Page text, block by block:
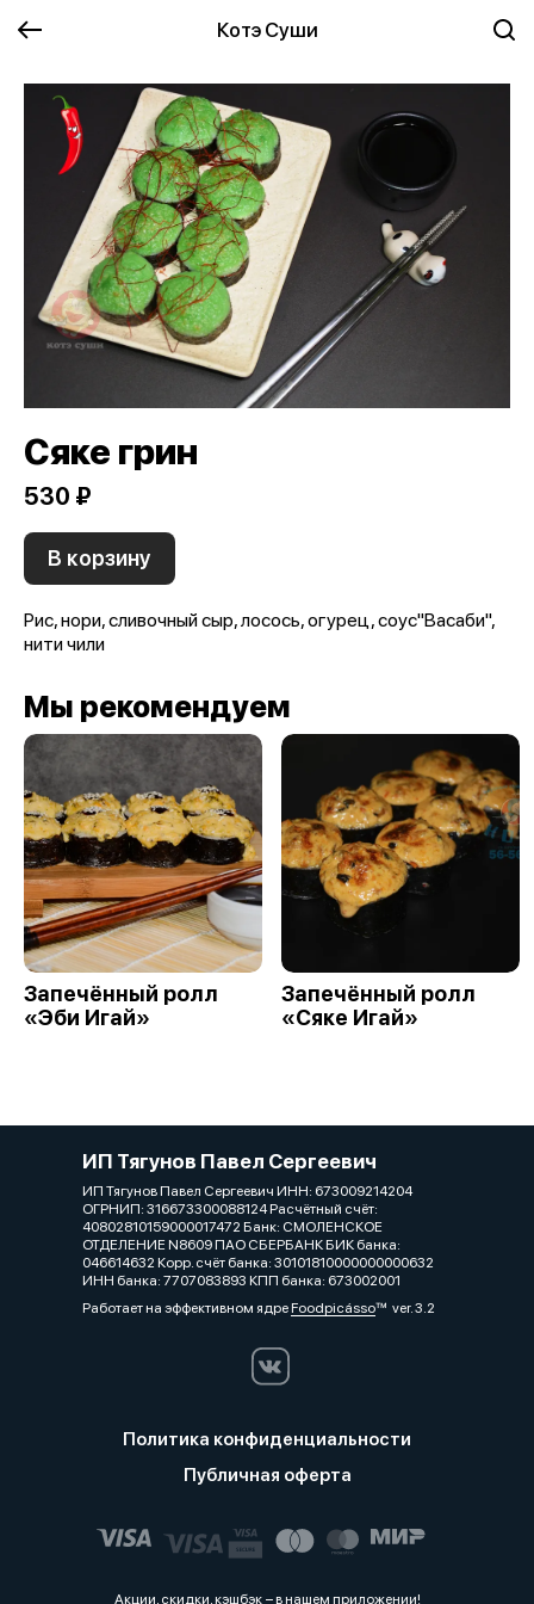
Котэ Суши
Сяке грин
530 ₽
В корзину
Рис, нори, сливочный сыр, лосось, огурец, соус"Васаби",
нити чили
Мы рекомендуем
Запечённый ролл
«Эби Игай»
Запечённый ролл
«Сяке Игай»
ИП Тягунов Павел Сергеевич
ИП Тягунов Павел Сергеевич ИНН: 673009214204
ОГРНИП: 316673300088124 Расчётный счёт:
40802810159000017472 Банк: СМОЛЕНСКОЕ
ОТДЕЛЕНИЕ N8609 ПАО СБЕРБАНК БИК банка:
046614632 Корр. счёт банка: 30101810000000000632
ИНН банка: 7707083893 КПП банка: 673002001
Работает на эффективном ядреFoodpicássover. 3.2
Политика конфиденциальности
Публичная оферта
Акции, скидки, кэшбэк − в нашем приложении!